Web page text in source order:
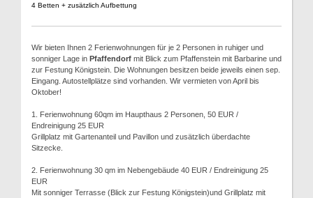
4 Betten + zusätzlich Aufbettung
Wir bieten Ihnen 2 Ferienwohnungen für je 2 Personen in ruhiger und
sonniger Lage in Pfaffendorf mit Blick zum Pfaffenstein mit Barbarine und
zur Festung Königstein. Die Wohnungen besitzen beide jeweils einen sep.
Eingang. Autostellplätze sind vorhanden. Wir vermieten von April bis
Oktober!
1. Ferienwohnung 60qm im Haupthaus 2 Personen, 50 EUR /
Endreinigung 25 EUR
Grillplatz mit Gartenanteil und Pavillon und zusätzlich überdachte
Sitzecke.
2. Ferienwohnung 30 qm im Nebengebäude 40 EUR / Endreinigung 25
EUR
Mit sonniger Terrasse (Blick zur Festung Königstein)und Grillplatz mit